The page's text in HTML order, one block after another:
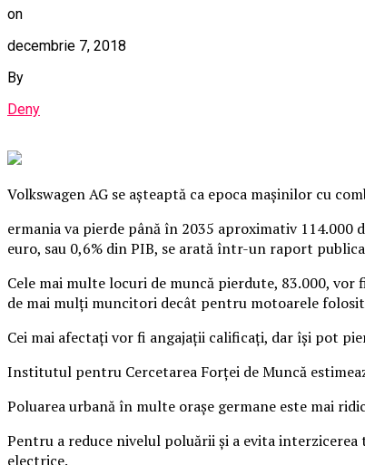
on
decembrie 7, 2018
By
Deny
Volkswagen AG se aşteaptă ca epoca maşinilor cu
ermania va pierde până în 2035 aproximativ
euro, sau 0,6% din PIB, se arată într-un raport
Cele mai multe locuri de muncă pierdute, 83.000,
de mai mulţi muncitori decât pentru motoarele
Cei mai afectaţi vor fi angajaţii calificaţi, dar îşi pot
Institutul pentru Cercetarea Forţei de Muncă
Poluarea urbană în multe oraşe germane este mai
Pentru a reduce nivelul poluării şi a evita
electrice.